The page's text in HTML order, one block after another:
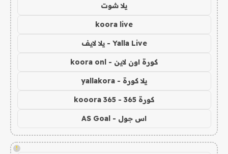
يلا شوت
koora live
Yalla Live - يلا لايف
كورة اون لاين - koora onl
يلا كورة - yallakora
كورة 365 - kooora 365
اس جول - AS Goal
!